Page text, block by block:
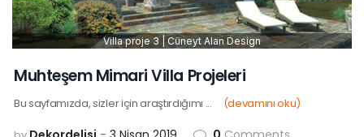
Villa proje 3 | Cüneyt Alan Design
Muhteşem Mimari Villa Projeleri
Bu sayfamızda, sizler için araştırdığımı ... (devamını oku)